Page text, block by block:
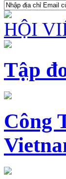
HỘI
Tập
Công